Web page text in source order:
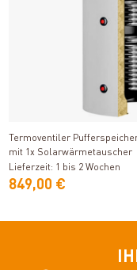
Termoventiler
mit 1x Solarwärmetauscher
Lieferzeit: 1 bis 2 Wochen
849,00 €